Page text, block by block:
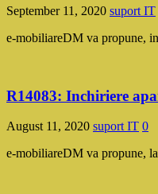
September 11, 2020 suport IT
e-mobiliareDM va propune,
R14083: Inchiriere
August 11, 2020 suport IT 0
e-mobiliareDM va propune,